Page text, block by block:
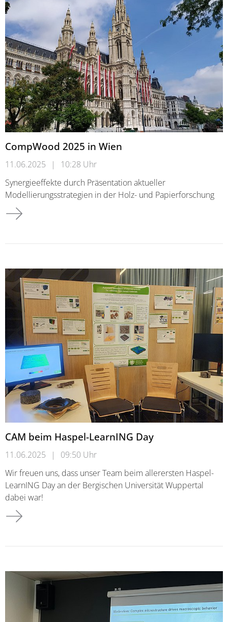
CompWood 2025 in Wien
11.06.2025 |
10:28 Uhr
Synergieeffekte durch Präsentation aktueller
Modellierungsstrategien in der Holz- und Papierforschung
CompWood 2025 in Wien
CAM beim Haspel-LearnING Day
11.06.2025 |
09:50 Uhr
Wir freuen uns, dass unser Team beim allerersten Haspel-
LearnING Day an der Bergischen Universität Wuppertal
dabei war!
CAM beim Haspel-LearnING Day